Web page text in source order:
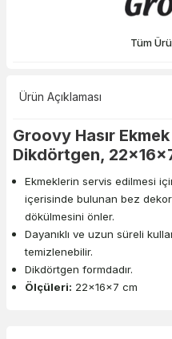
Tüm
Ürün Açıklaması
Groovy Hasır
Dikdörtgen,
Ekmeklerin servis edilmesi
içerisinde bulunan bez
dökülmesini önler.
Dayanıklı ve uzun süreli
temizlenebilir.
Dikdörtgen formdadır.
Ölçüleri: 22x16x7 cm